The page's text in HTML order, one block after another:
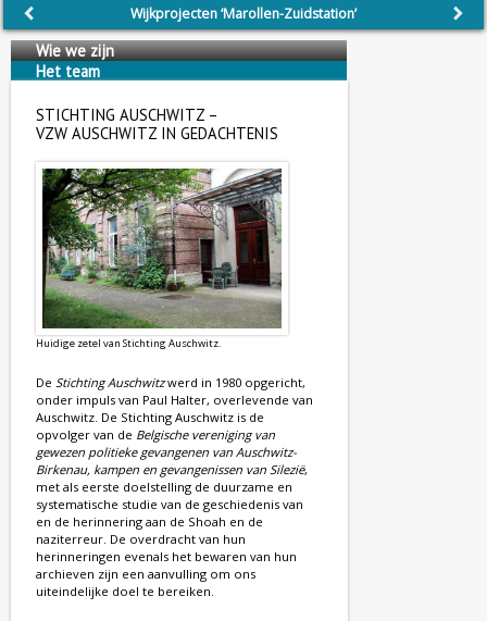
Wijkprojecten ‘Marollen-Zuidstation’
Wie we zijn
Het team
STICHTING AUSCHWITZ –
VZW AUSCHWITZ IN GEDACHTENIS
Huidige zetel van Stichting Auschwitz.
De Stichting Auschwitzwerd in 1980 opgericht,
onder impuls van Paul Halter, overlevende van
Auschwitz. De Stichting Auschwitz is de
opvolger van de Belgische vereniging van
gewezen politieke gevangenen van Auschwitz-
Birkenau, kampen en gevangenissen van Silezië,
met als eerste doelstelling de duurzame en
systematische studie van de geschiedenis van
en de herinnering aan de Shoah en de
naziterreur. De overdracht van hun
herinneringen evenals het bewaren van hun
archieven zijn een aanvulling om ons
uiteindelijke doel te bereiken.